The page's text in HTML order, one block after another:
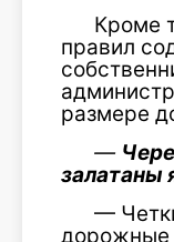
Кроме
правил
размере
—
залатаны
—
дорожные